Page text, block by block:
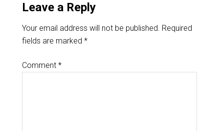
Leave a Reply
Your email address will not be published. Required
fields are marked *
Comment *